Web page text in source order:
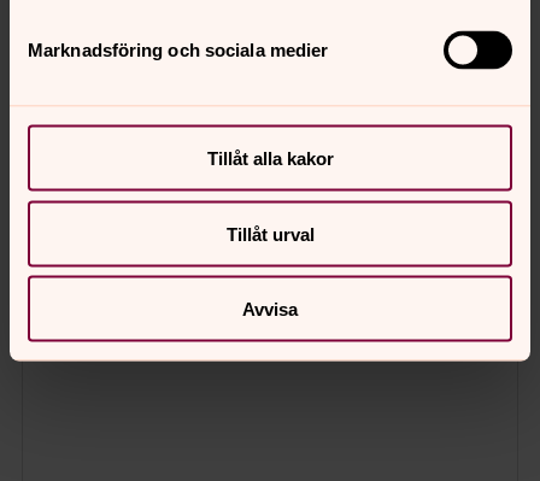
Marknadsföring och sociala medier
Tillåt alla kakor
Tillåt urval
Avvisa